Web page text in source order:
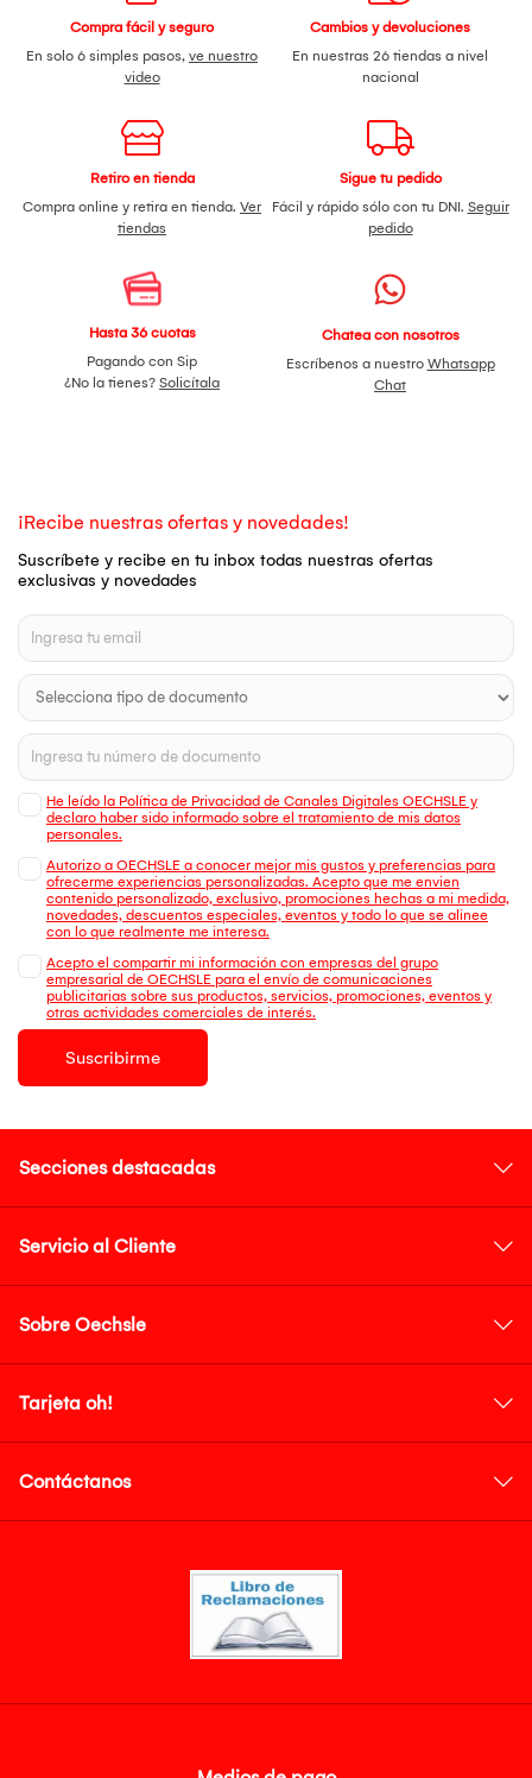
Compra fácil y seguro
En solo 6 simples pasos, ve nuestro
video
Cambios y devoluciones
En nuestras 26 tiendas a nivel
nacional
Retiro en tienda
Compra online y retira en tienda. Ver
tiendas
Sigue tu pedido
Fácil y rápido sólo con tu DNI. Seguir
pedido
Hasta 36 cuotas
Pagando con Sip
¿No la tienes? Solicítala
Chatea con nosotros
Escríbenos a nuestro Whatsapp
Chat
¡Recibe nuestras ofertas y novedades!
Suscríbete y recibe en tu inbox todas nuestras ofertas
exclusivas y novedades
He leído la Política de Privacidad de Canales Digitales OECHSLE y
declaro haber sido informado sobre el tratamiento de mis datos
personales.
Autorizo a OECHSLE a conocer mejor mis gustos y preferencias para
ofrecerme experiencias personalizadas. Acepto que me envien
contenido personalizado, exclusivo, promociones hechas a mi medida,
novedades, descuentos especiales, eventos y todo lo que se alinee
con lo que realmente me interesa.
Acepto el compartir mi información con empresas del grupo
empresarial de OECHSLE para el envío de comunicaciones
publicitarias sobre sus productos, servicios, promociones, eventos y
otras actividades comerciales de interés.
Suscribirme
Secciones destacadas
Servicio al Cliente
Sobre Oechsle
Tarjeta oh!
Contáctanos